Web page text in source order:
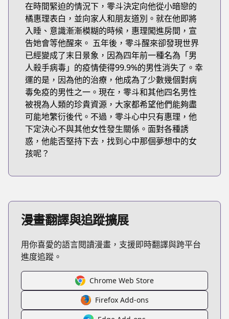
在時間緊迫的情況下，零斗決定向他從小暗戀的
橘惠理表白，並向家人和朋友道別。就在他即將
入睡、意識漸漸模糊的時候，惠理闖進房間，宣
告她會等他醒來。 五年後，零斗醒來卻發現世界
已經變成了末日景象，因為四年前一種名為「男
人殺手病毒」的疫情使得99.9%的男性消失了。幸
運的是，因為他的治療，他成為了少數幾個對病
毒免疫的男性之一。現在，零斗和其他四名男性
被視為人類的珍貴資源，大家都希望他們能夠盡
可能地繁衍後代。不過，零斗心中只有惠理，他
下定決心不與其他女性發生關係。面對各種誘
惑，他能否堅持下去，找到心中那個夢想中的女
孩呢？
漫畫翻譯與追蹤擴展
用你喜愛的語言閱讀漫畫，支援即時翻譯與跨平台
進度追蹤。
Chrome Web Store
Firefox Add-ons